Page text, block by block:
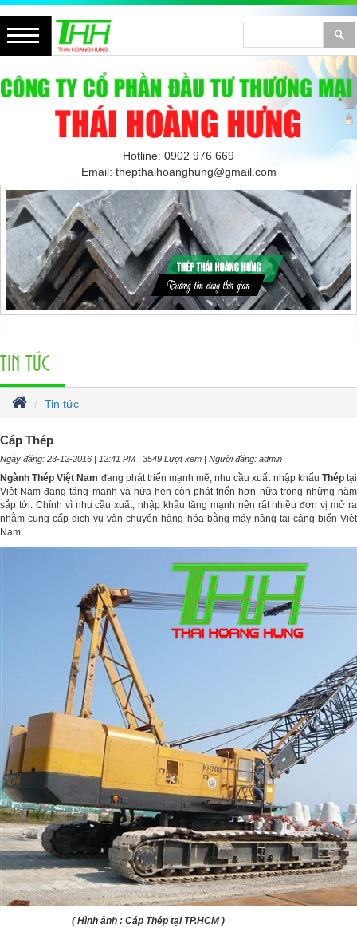
Hotline: 0902 976 669
Email: thepthaihoanghung@gmail.com
TIN TỨC
Tin tức
Cáp Thép
Ngày đăng: 23-12-2016 | 12:41 PM | 3549 Lượt xem | Người đăng: admin
Ngành Thép Việt Nam đang phát triển mạnh mẽ, nhu cầu xuất nhập khẩu Théptại
Việt Nam đang tăng mạnh và hứa hẹn còn phát triển hơn nữa trong những năm
sắp tới. Chính vì nhu cầu xuất, nhập khẩu tăng mạnh nên rất nhiều đơn vị mở ra
nhằm cung cấp dịch vụ vận chuyển hàng hóa bằng máy nâng tại cảng biển Việt
Nam.
( Hình ảnh : Cáp Thép tại TP.HCM )